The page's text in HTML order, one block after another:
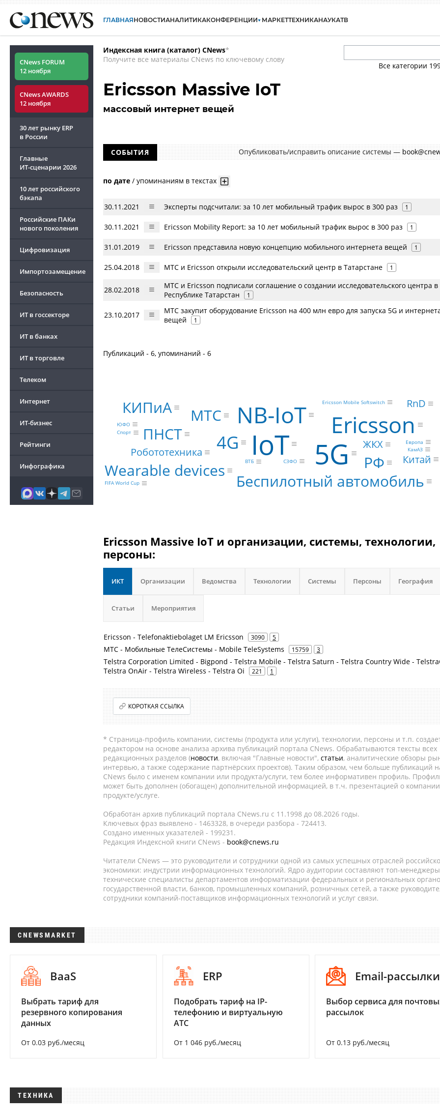
ГЛАВНАЯНОВОСТИАНАЛИТИКАКОНФЕРЕНЦИИ МАРКЕТТЕХНИКАНАУКАТВ
CNews FORUM
12 ноября
CNews AWARDS
12 ноября
30 лет рынку ERP
в России
Главные
ИТ-сценарии 2026
10 лет российского
бэкапа
Российские ПАКи
нового поколения
Цифровизация
Импортозамещение
Безопасность
ИТ в госсекторе
ИТ в банках
ИТ в торговле
Телеком
Интернет
ИТ-бизнес
Рейтинги
Инфографика
Индексная книга (каталог) CNews*
Получите все материалы CNews по ключевому слову
Все категории
Ericsson Massive IoT
массовый интернет вещей
СОБЫТИЯ Опубликовать/исправить описание системы —
по дате / упоминаниям в текстах
30.11.2021 Эксперты подсчитали: за 10 лет мобильный трафик вырос в 300 раз 1
30.11.2021 Ericsson Mobility Report: за 10 лет мобильный трафик вырос в 300 раз 1
31.01.2019 Ericsson представила новую концепцию мобильного интернета вещей 1
25.04.2018 МТС и Ericsson открыли исследовательский центр в Татарстане 1
28.02.2018
МТС и Ericsson подписали соглашение о создании исследовательского центра в
Республике Татарстан
1
23.10.2017
МТС закупит оборудование Ericsson на 400 млн евро для запуска 5G и
вещей
1
Публикаций - 6, упоминаний - 6
IoT 5G
Ericsson
NB-IoT
4G
МТС
Wearable devices
Беспилотный автомобиль
ПНСТ
КИПиА
РФ
Робототехника
Китай
ЖКХ
RnD
КамАЗ
ВТБ
Ericsson Mobile Softswitch
ЮФО
СЗФО
Европа
Спорт
FIFA World Cup
Ericsson Massive IoT и организации, системы, технологии,
персоны:
ИКТ Организации Ведомства Технологии Системы Персоны География
Статьи Мероприятия
Ericsson - Telefonaktiebolaget LM Ericsson 3090 5
МТС - Мобильные ТелеСистемы - Mobile TeleSystems 15759 3
Telstra Corporation Limited - Bigpond - Telstra Mobile - Telstra Saturn - Telstra Country Wide -
Telstra OnAir - Telstra Wireless - Telstra Oi
221 1
КОРОТКАЯ ССЫЛКА
* Страница-профиль компании, системы (продукта или услуги), технологии, персоны и т.п.
редактором на основе анализа архива публикаций портала CNews. Обрабатываются тексты всех
редакционных разделов (новости, включая "Главные новости", статьи, аналитические обзоры
интервью, а также содержание партнёрских проектов). Таким образом, чем больше публикаций
CNews было с именем компании или продукта/услуги, тем более информативен профиль.
может быть дополнен (обогащен) дополнительной информацией, в т.ч. презентацией о
продукте/услуге.
Обработан архив публикаций портала CNews.ru c 11.1998 до 08.2026 годы.
Ключевых фраз выявлено - 1463328, в очереди разбора - 724413.
Создано именных указателей - 199231.
Редакция Индексной книги CNews - book@cnews.ru
Читатели CNews — это руководители и сотрудники одной из самых успешных отраслей
экономики: индустрии информационных технологий. Ядро аудитории составляют топ-
технические специалисты департаментов информатизации федеральных и региональных
государственной власти, банков, промышленных компаний, розничных сетей, а также
сотрудники компаний-поставщиков информационных технологий и услуг связи.
CNEWSMARKET
BaaS
Выбрать тариф для
резервного копирования
данных
От 0.03 руб./месяц
ERP
Подобрать тариф на IP-
телефонию и виртуальную
АТС
От 1 046 руб./месяц
Email-рассылки
Выбор сервиса для
рассылок
От 0.13 руб./месяц
ТЕХНИКА